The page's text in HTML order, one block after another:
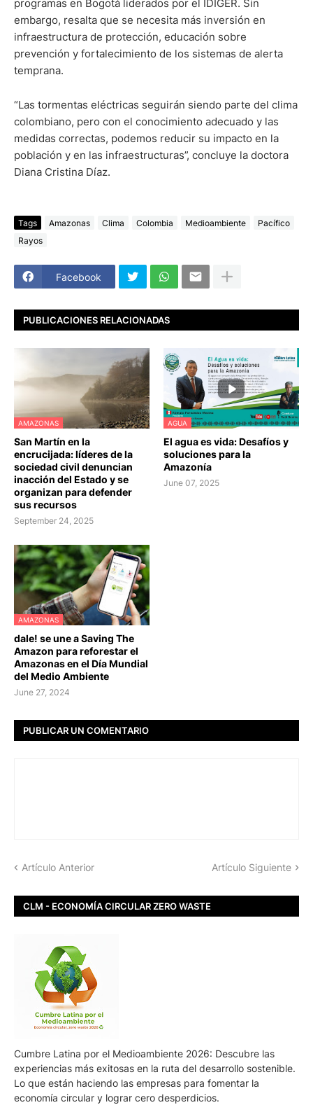
programas en Bogotá liderados por el IDIGER. Sin
embargo, resalta que se necesita más inversión en
infraestructura de protección, educación sobre
prevención y fortalecimiento de los sistemas de alerta
temprana.
“Las tormentas eléctricas seguirán siendo parte del clima
colombiano, pero con el conocimiento adecuado y las
medidas correctas, podemos reducir su impacto en la
población y en las infraestructuras”, concluye la doctora
Diana Cristina Díaz.
Tags Amazonas Clima Colombia Medioambiente
Pacífico
Rayos
Facebook
PUBLICACIONES RELACIONADAS
AMAZONAS
San Martín en la
encrucijada: líderes de la
sociedad civil denuncian
inacción del Estado y se
organizan para defender
sus recursos
September 24, 2025
AGUA
El agua es vida: Desafíos y
soluciones para la
Amazonía
June 07, 2025
AMAZONAS
dale! se une a Saving The
Amazon para reforestar el
Amazonas en el Día Mundial
del Medio Ambiente
June 27, 2024
PUBLICAR UN COMENTARIO
Artículo Anterior Artículo Siguiente
CLM - ECONOMÍA CIRCULAR ZERO WASTE
Cumbre Latina por el Medioambiente 2026: Descubre las
experiencias más exitosas en la ruta del desarrollo sostenible.
Lo que están haciendo las empresas para fomentar la
economía circular y lograr cero desperdicios.